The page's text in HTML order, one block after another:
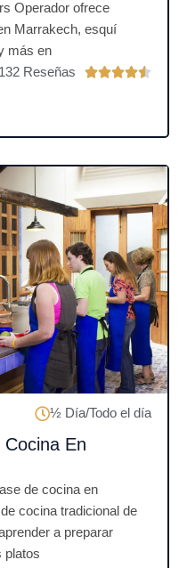
Operador ofrece
Marrakech, esquí
más en
132 Reseñas

o
a
o
o
n
4
.
5
d
e
5
½ Día/Todo el día
En
de cocina en
cocina tradicional de
a preparar
platos